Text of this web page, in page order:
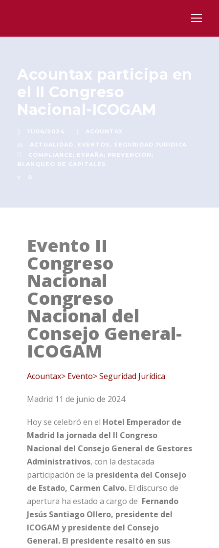
Acountax participa en
el II Congreso
Nacional-ICOGAM
11/06/2024
ACOUNTAX
ACTUALIDAD , EVENTOS , SEGURIDAD JURÍDICA
COMPLIANCE; ESPAÑA; PREVENCIÓN;
BLANQUEO DE CAPITALES
0
Evento II
Congreso
Nacional
Congreso
Nacional del
Consejo General-
ICOGAM
Acountax> Evento> Seguridad Jurídica
Madrid 11 de junio de 2024
Hoy se celebró en el Hotel Emperador de
Madrid la jornada del II Congreso
Nacional del Consejo General de Gestores
Administrativos, con la destacada
participación de la presidenta del Consejo
de Estado, Carmen Calvo. El discurso de
apertura ha estado a cargo de Fernando
Jesús Santiago Ollero, presidente del
ICOGAM y presidente del Consejo
General. El presidente resaltó en sus